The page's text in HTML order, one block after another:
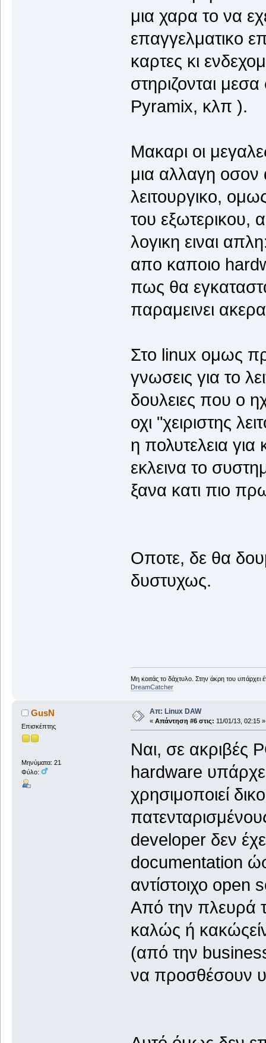
μια χαρα το να
επαγγελματικο
καρτες κι
στηριζονται
Pyramix, κλπ ).
Μακαρι οι
μια αλλαγη
λειτουργικο,
του εξωτερικου,
λογικη ειναι
απο καποιο
πως θα
παραμεινει
Στο linux ομως
γνωσεις για το
δουλειες που ο
οχι "χειριστης
η πολυτελεια για
εκλεινα το
ξανα κατι πιο
Οποτε, δε θα
δυστυχως.
Μη κοιτάς το δάχτυλο. Στην άκρη του υπάρχει
DreamCatcher
GusN
Επισκέπτης
Μηνύματα: 21
Φύλο:
Απ: Linux DAW
« Απάντηση #6 στις: 11/01/13, 02:15 »
Ναι, σε ακριβές
hardware
χρησιμοποιεί
developer δεν
documentation
αντίστοιχο
Από την πλευρά
καλώς ή
(από την
να προσθέσουν